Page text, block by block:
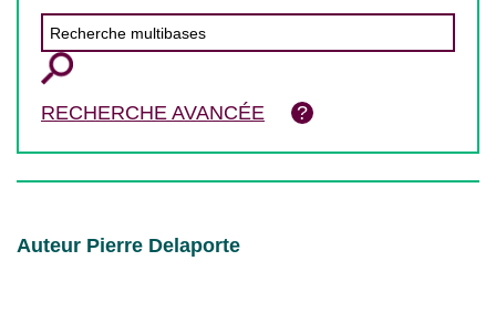
RECHERCHE AVANCÉE
Auteur Pierre Delaporte